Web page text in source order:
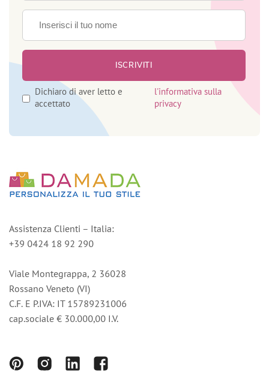
Dichiaro di aver letto e
accettato
l'informativa sulla
privacy
Assistenza Clienti – Italia:
+39 0424 18 92 290
Viale Montegrappa, 2 36028
Rossano Veneto (VI)
C.F. E P.IVA: IT 15789231006
cap.sociale € 30.000,00 I.V.